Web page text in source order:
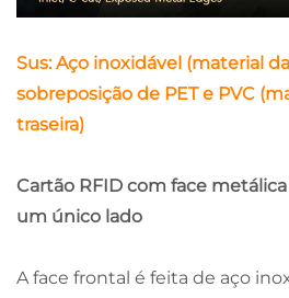
Sus: Aço inoxidável (material
sobreposição de PET e PVC
traseira)
Cartão RFID com face
um único lado
A face frontal é feita de aço